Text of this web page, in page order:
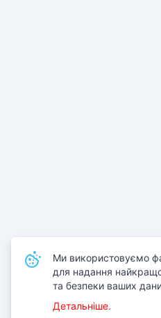
Ми використовуємо
для надання
та безпеки ваших
Детальніше.